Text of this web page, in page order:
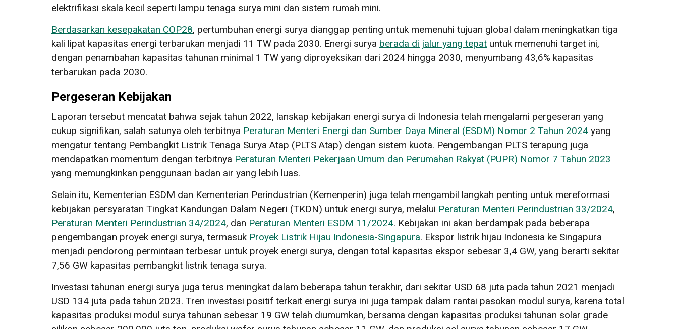
elektrifikasi skala kecil seperti lampu tenaga surya mini dan sistem rumah mini.
Berdasarkan kesepakatan COP28, pertumbuhan energi surya dianggap penting untuk memenuhi tujuan global dalam meningkatkan tiga
kali lipat kapasitas energi terbarukan menjadi 11 TW pada 2030. Energi surya berada di jalur yang tepat untuk memenuhi target ini,
dengan penambahan kapasitas tahunan minimal 1 TW yang diproyeksikan dari 2024 hingga 2030, menyumbang 43,6% kapasitas
terbarukan pada 2030.
Pergeseran Kebijakan
Laporan tersebut mencatat bahwa sejak tahun 2022, lanskap kebijakan energi surya di Indonesia telah mengalami pergeseran yang
cukup signifikan, salah satunya oleh terbitnya Peraturan Menteri Energi dan Sumber Daya Mineral (ESDM) Nomor 2 Tahun 2024 yang
mengatur tentang Pembangkit Listrik Tenaga Surya Atap (PLTS Atap) dengan sistem kuota. Pengembangan PLTS terapung juga
mendapatkan momentum dengan terbitnya Peraturan Menteri Pekerjaan Umum dan Perumahan Rakyat (PUPR) Nomor 7 Tahun 2023
yang memungkinkan penggunaan badan air yang lebih luas.
Selain itu, Kementerian ESDM dan Kementerian Perindustrian (Kemenperin) juga telah mengambil langkah penting untuk mereformasi
kebijakan persyaratan Tingkat Kandungan Dalam Negeri (TKDN) untuk energi surya, melalui Peraturan Menteri Perindustrian 33/2024,
Peraturan Menteri Perindustrian 34/2024, dan Peraturan Menteri ESDM 11/2024. Kebijakan ini akan berdampak pada beberapa
pengembangan proyek energi surya, termasuk Proyek Listrik Hijau Indonesia-Singapura. Ekspor listrik hijau Indonesia ke Singapura
menjadi pendorong permintaan terbesar untuk proyek energi surya, dengan total kapasitas ekspor sebesar 3,4 GW, yang berarti sekitar
7,56 GW kapasitas pembangkit listrik tenaga surya.
Investasi tahunan energi surya juga terus meningkat dalam beberapa tahun terakhir, dari sekitar USD 68 juta pada tahun 2021 menjadi
USD 134 juta pada tahun 2023. Tren investasi positif terkait energi surya ini juga tampak dalam rantai pasokan modul surya, karena total
kapasitas produksi modul surya tahunan sebesar 19 GW telah diumumkan, bersama dengan kapasitas produksi tahunan solar grade